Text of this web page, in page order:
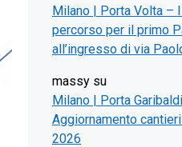
Milano | Porta Volta –
percorso per il primo
all’ingresso di via
massy su
Milano | Porta
Aggiornamento
2026